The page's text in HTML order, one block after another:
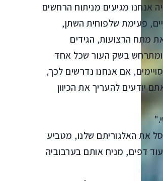
אנחנו מגיעים מניתוח הרחשים
פעימת שלפוחית השתן,
מתח הרצועות, הגידים
ומתרחש בשק העור שכל אחד
אם אנחנו נדרשים לכך,
יודעים להעריך את הכיוון
את האלגוריתם שלנו, מטביע
דפים, מניח אותם בערבוביה